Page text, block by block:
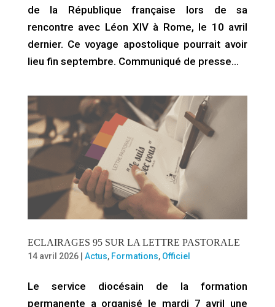
de la République française lors de sa
rencontre avec Léon XIV à Rome, le 10 avril
dernier. Ce voyage apostolique pourrait avoir
lieu fin septembre. Communiqué de presse…
ECLAIRAGES 95 SUR LA LETTRE PASTORALE
14 avril 2026| Actus, Formations, Officiel
Le service diocésain de la formation
permanente a organisé le mardi 7 avril une